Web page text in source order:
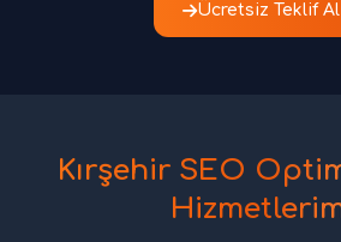
Ücretsiz Teklif
Kırşehir SEO